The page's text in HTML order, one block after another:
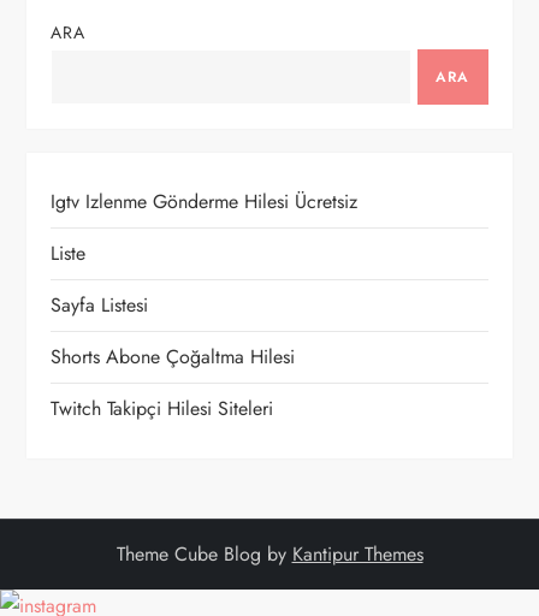
g
i
n
m
e
s
ARA
ARA
Igtv Izlenme Gönderme Hilesi Ücretsiz
Liste
Sayfa Listesi
Shorts Abone Çoğaltma Hilesi
Twitch Takipçi Hilesi Siteleri
Theme Cube Blog by Kantipur Themes